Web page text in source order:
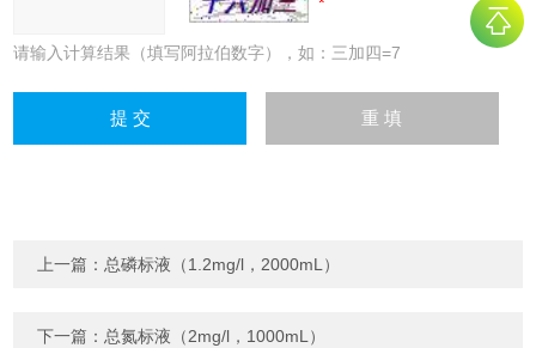
请输入计算结果（填写阿拉伯数字），如：三加四=7
上一篇： 总磷标液（1.2mg/l，2000mL）
下一篇： 总氮标液（2mg/l，1000mL）